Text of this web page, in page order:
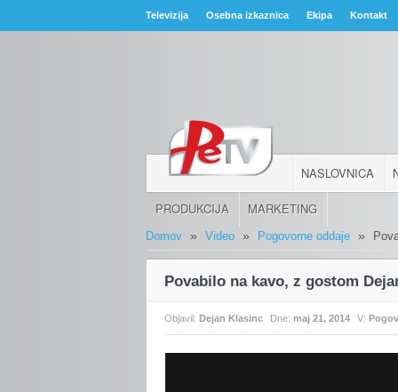
Televizija Osebna izkaznica Ekipa Kontakt
NASLOVNICA
PRODUKCIJA MARKETING
Domov » Video » Pogovorne oddaje »
Povabilo na kavo, z gostom
Objavil:Dejan Klasinc Dne:maj 21, 2014 V: